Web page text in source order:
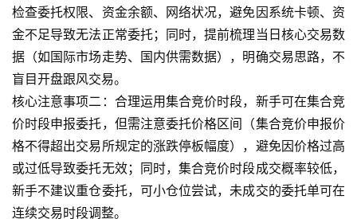
期
货
期
货
入
门
期
货
检查委托权限、资金余额、网络状况，避免因系统卡顿、资
金不足导致无法正常委托；同时，提前梳理当日核心交易数
据（如国际市场走势、国内供需数据），明确交易思路，不
盲目开盘跟风交易。
核心注意事项二：合理运用集合竞价时段，新手可在集合竞
价时段申报委托，但需注意委托价格区间（集合竞价申报价
格不得超出交易所规定的涨跌停板幅度），避免因价格过高
或过低导致委托无效；同时，集合竞价时段成交概率较低，
新手不建议重仓委托，可小仓位尝试，未成交的委托单可在
连续交易时段调整。